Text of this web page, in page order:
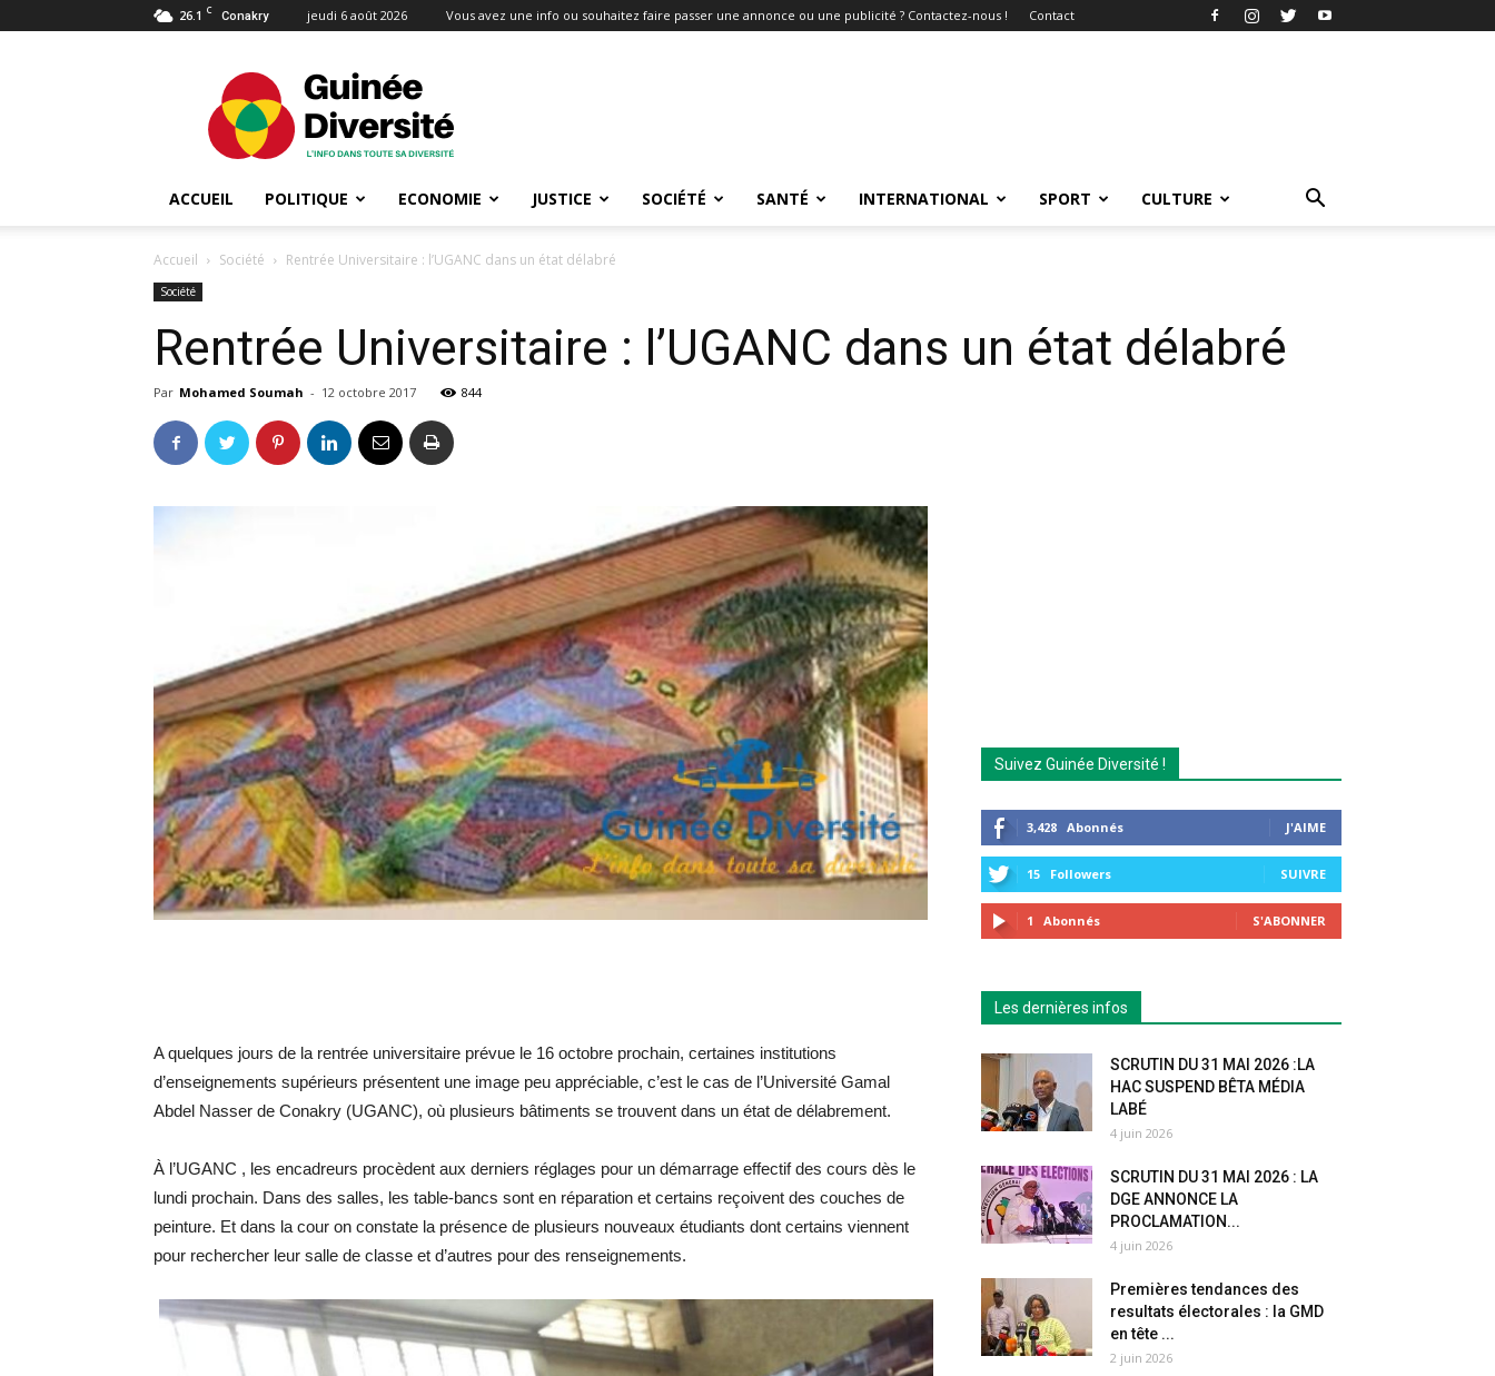
26.1 C Conakry jeudi 6 août 2026 Vous avez une info ou souhaitez faire passer une annonce ou une publicité ? Contactez-nous ! Contact
Guinée
Diversité
ACCUEIL POLITIQUE ECONOMIE JUSTICE SOCIÉTÉ SANTÉ INTERNATIONAL SPORT CULTURE
Accueil Société Rentrée Universitaire : l’UGANC dans un état délabré
Société
Rentrée Universitaire : l’UGANC dans un état délabré
Par Mohamed Soumah - 12 octobre 2017 844
A quelques jours de la rentrée universitaire prévue le 16 octobre prochain, certaines institutions
d’enseignements supérieurs présentent une image peu appréciable, c’est le cas de l’Université Gamal
Abdel Nasser de Conakry (UGANC), où plusieurs bâtiments se trouvent dans un état de délabrement.
À l’UGANC , les encadreurs procèdent aux derniers réglages pour un démarrage effectif des cours dès le
lundi prochain. Dans des salles, les table-bancs sont en réparation et certains reçoivent des couches de
peinture. Et dans la cour on constate la présence de plusieurs nouveaux étudiants dont certains viennent
pour rechercher leur salle de classe et d’autres pour des renseignements.
Suivez Guinée Diversité !
3,428 Abonnés J'AIME
15 Followers SUIVRE
1 Abonnés S'ABONNER
Les dernières infos
SCRUTIN DU 31 MAI 2026 :LA
HAC SUSPEND BÊTA MÉDIA
LABÉ
4 juin 2026
SCRUTIN DU 31 MAI 2026 : LA
DGE ANNONCE LA
PROCLAMATION...
4 juin 2026
Premières tendances des
resultats électorales : la GMD
en tête ...
2 juin 2026